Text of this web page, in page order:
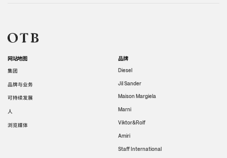
网站地图
集团
品牌与业务
可持续发展
人
浏览媒体
品牌
Diesel
Jil Sander
Maison Margiela
Marni
Viktor&Rolf
Amiri
Staff International